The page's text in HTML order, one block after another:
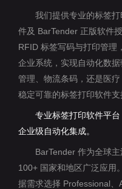
我们提供专业的标签
件及 BarTender 正版软件
RFID 标签写码与打印管理
企业系统，实现自动化数
管理、物流条码，还是医
稳定可靠的标签打印软件支
专业标签打印软件平
企业级自动化集成。
BarTender 作为全球
100+ 国家和地区广泛应用
据需求选择 Professional